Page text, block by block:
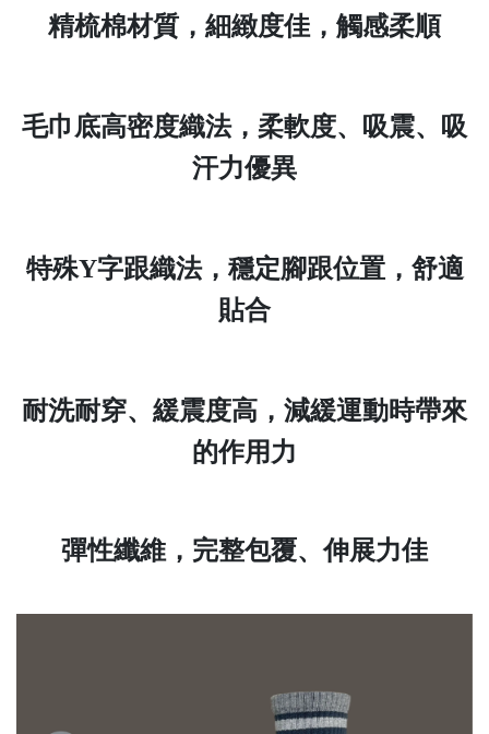
精梳棉材質，細緻度佳，觸感柔順
毛巾底高密度織法，柔軟度、吸震、吸
汗力優異
特殊Y字跟織法，穩定腳跟位置，舒適
貼合
耐洗耐穿、緩震度高，減緩運動時帶來
的作用力
彈性纖維，完整包覆、伸展力佳